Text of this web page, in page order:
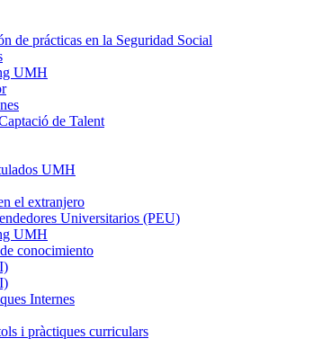
de prácticas en la Seguridad Social
UMH
de Talent
UMH
el extranjero
Universitarios (PEU)
UMH
conocimiento
Internes
i pràctiques curriculars